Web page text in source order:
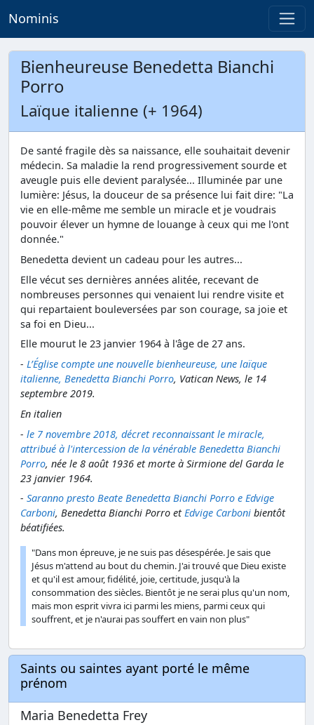
Nominis
Bienheureuse Benedetta Bianchi
Porro
Laïque italienne (+ 1964)
De santé fragile dès sa naissance, elle souhaitait devenir
médecin. Sa maladie la rend progressivement sourde et
aveugle puis elle devient paralysée... Illuminée par une
lumière: Jésus, la douceur de sa présence lui fait dire: "La
vie en elle-même me semble un miracle et je voudrais
pouvoir élever un hymne de louange à ceux qui me l'ont
donnée."
Benedetta devient un cadeau pour les autres...
Elle vécut ses dernières années alitée, recevant de
nombreuses personnes qui venaient lui rendre visite et
qui repartaient bouleversées par son courage, sa joie et
sa foi en Dieu...
Elle mourut le 23 janvier 1964 à l'âge de 27 ans.
- L’Église compte une nouvelle bienheureuse, une laïque
italienne, Benedetta Bianchi Porro, Vatican News, le 14
septembre 2019.
En italien
- le 7 novembre 2018, décret reconnaissant le miracle,
attribué à l'intercession de la vénérable Benedetta Bianchi
Porro, née le 8 août 1936 et morte à Sirmione del Garda le
23 janvier 1964.
- Saranno presto Beate Benedetta Bianchi Porro e Edvige
Carboni, Benedetta Bianchi Porro etEdvige Carboni bientôt
béatifiées.
"Dans mon épreuve, je ne suis pas désespérée. Je sais que
Jésus m'attend au bout du chemin. J'ai trouvé que Dieu existe
et qu'il est amour, fidélité, joie, certitude, jusqu'à la
consommation des siècles. Bientôt je ne serai plus qu'un nom,
mais mon esprit vivra ici parmi les miens, parmi ceux qui
souffrent, et je n'aurai pas souffert en vain non plus"
Saints ou saintes ayant porté le même
prénom
Maria Benedetta Frey